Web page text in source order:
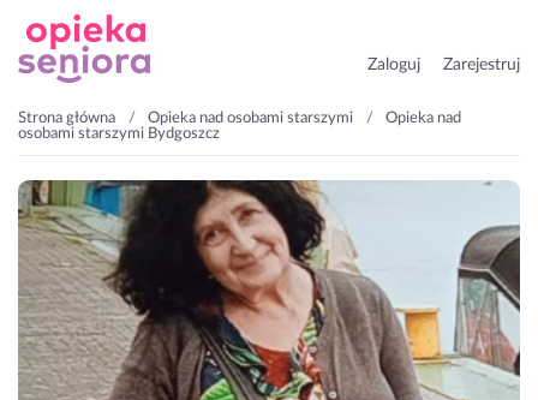
Zaloguj Zarejestruj
Strona główna Opieka nad osobami starszymi
Opieka nad
osobami starszymi Bydgoszcz